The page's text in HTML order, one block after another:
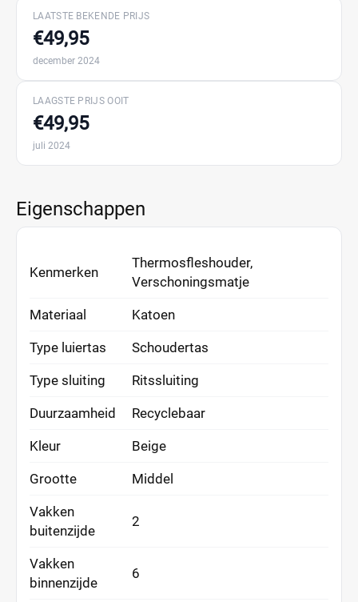
LAATSTE BEKENDE PRIJS
€49,95
december 2024
LAAGSTE PRIJS OOIT
€49,95
juli 2024
Eigenschappen
Kenmerken
Thermosfleshouder,
Verschoningsmatje
Materiaal Katoen
Type luiertas Schoudertas
Type sluiting Ritssluiting
Duurzaamheid Recyclebaar
Kleur Beige
Grootte Middel
Vakken
buitenzijde
2
Vakken
binnenzijde
6